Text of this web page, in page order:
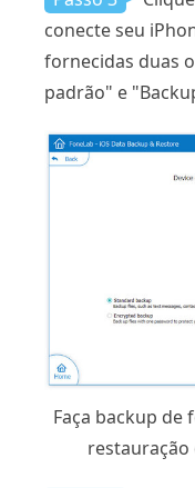
conecte seu
fornecidas duas
padrão" e
Faça backup de
restauração